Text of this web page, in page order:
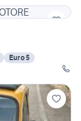
Euro 5